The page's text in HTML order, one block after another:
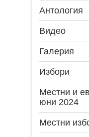
Антология
Видео
Галерия
Избори
Местни и
юни 2024
Местни